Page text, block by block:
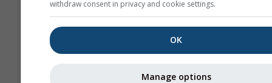
withdraw consent in privacy and cookie settings.
OK
Manage options